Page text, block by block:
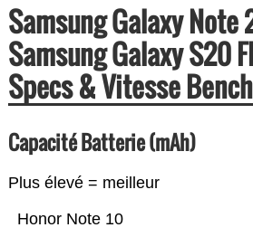
Samsung Galaxy Note
Samsung Galaxy S20
Specs & Vitesse
Capacité Batterie (mAh)
Plus élevé = meilleur
Honor Note 10